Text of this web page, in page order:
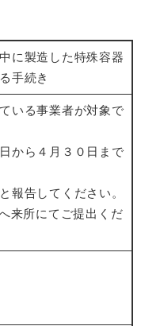
に製造した特殊容器
手続き
いる事業者が対象で
から４月３０日まで
報告してください。
来所にてご提出くだ